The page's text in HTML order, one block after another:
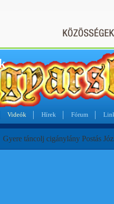
Videók Hírek Fórum
Gyere táncolj cigánylány Postás